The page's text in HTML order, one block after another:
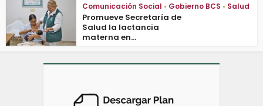
Comunicación Social • Gobierno BCS • Salud
Promueve Secretaría de
Salud la lactancia
materna en...